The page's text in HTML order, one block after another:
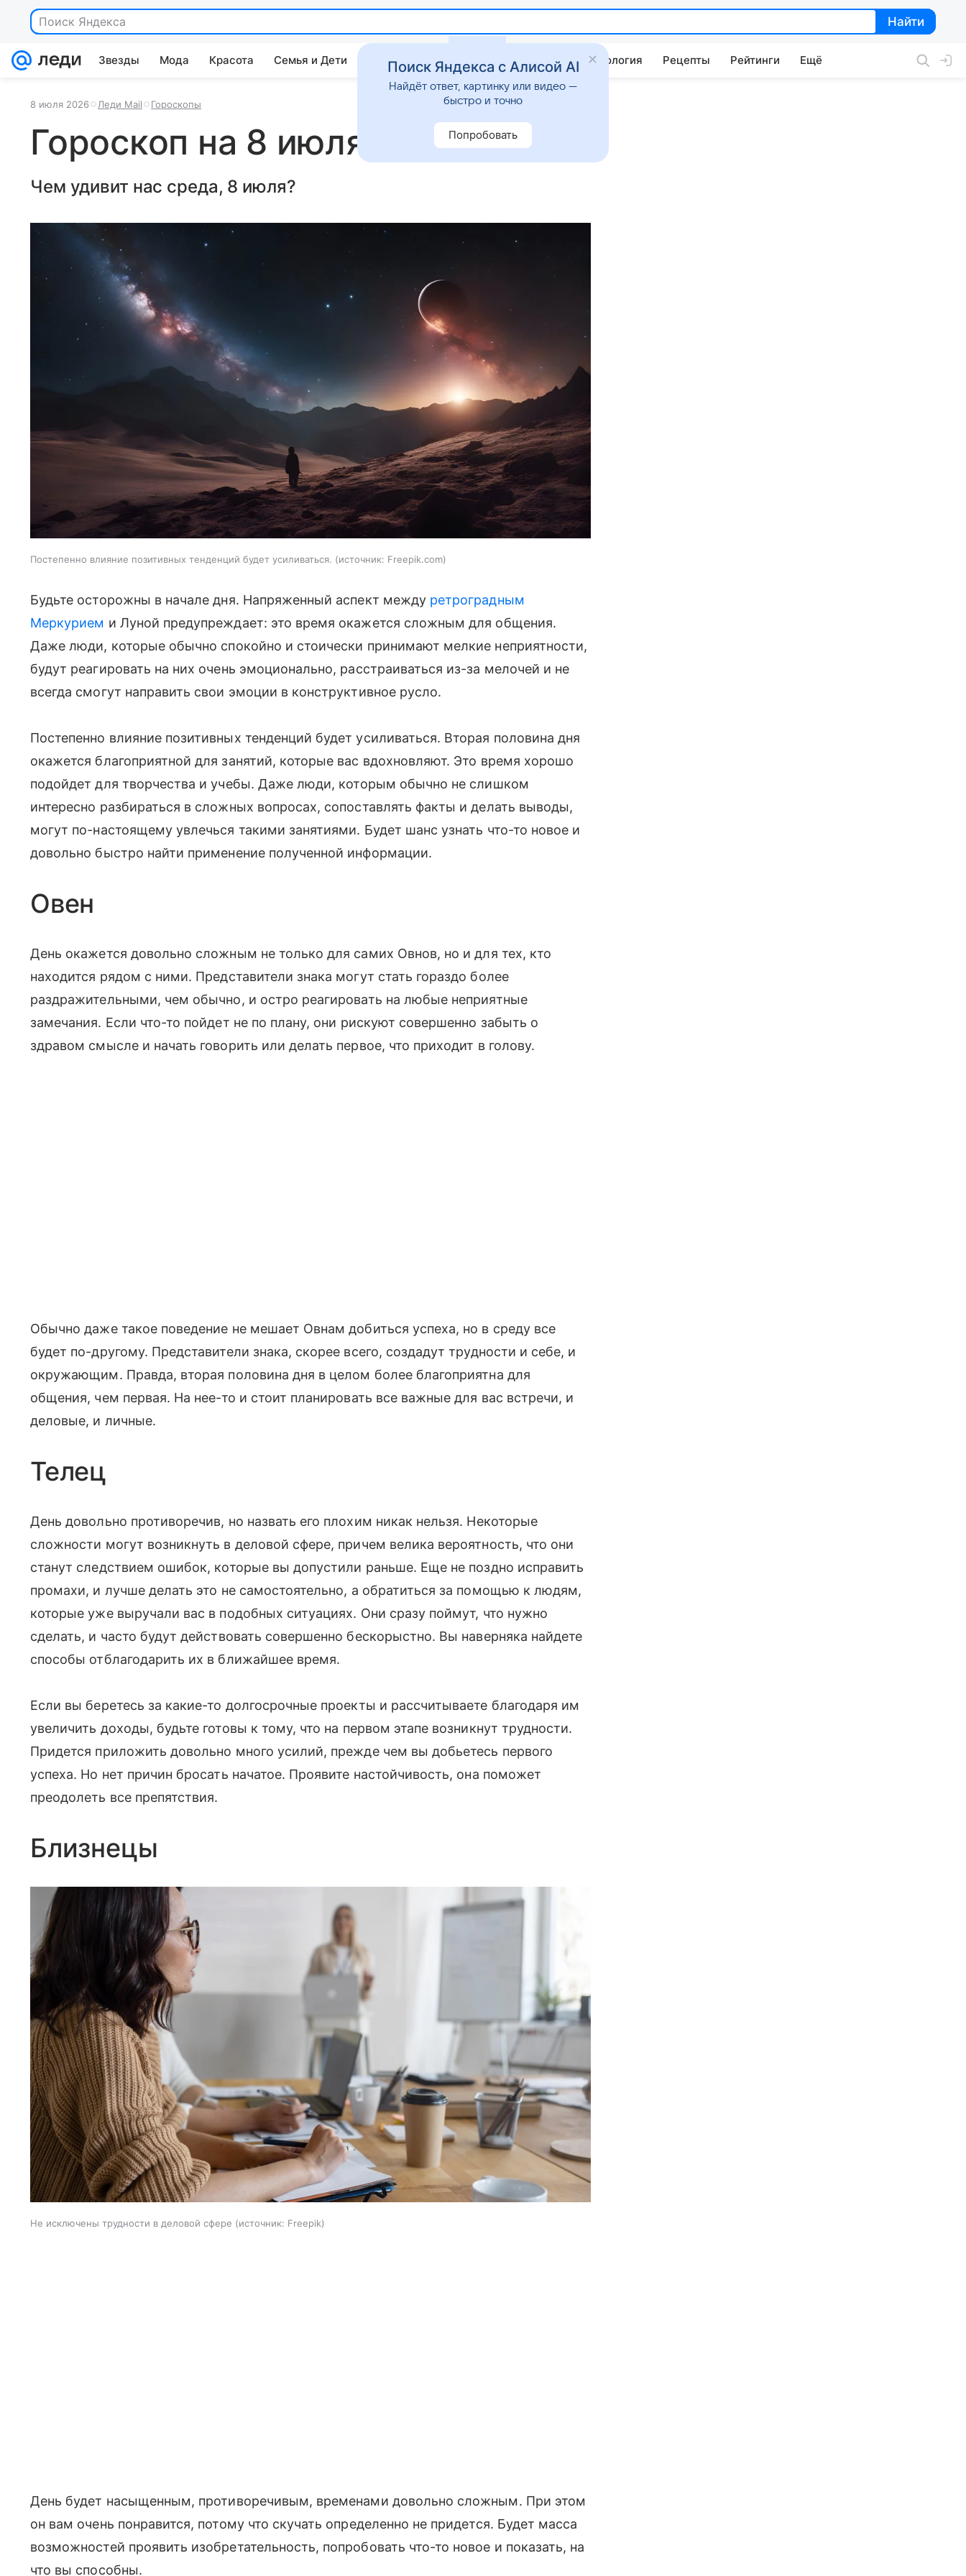
Найти
Найти
Звезды Мода Красота Семья и Дети Дом Гороскопы Стиль жизни Психология Рецепты Рейтинги Ещё
8 июля 2026 Леди Mail Гороскопы
Гороскоп на 8 июля (среда)
Чем удивит нас среда, 8 июля?
Постепенно влияние позитивных тенденций будет усиливаться. источник: Freepik.com
Будьте осторожны в начале дня. Напряженный аспект между ретроградным
Меркурием и Луной предупреждает: это время окажется сложным для общения.
Даже люди, которые обычно спокойно и стоически принимают мелкие неприятности,
будут реагировать на них очень эмоционально, расстраиваться из-за мелочей и не
всегда смогут направить свои эмоции в конструктивное русло.
Постепенно влияние позитивных тенденций будет усиливаться. Вторая половина дня
окажется благоприятной для занятий, которые вас вдохновляют. Это время хорошо
подойдет для творчества и учебы. Даже люди, которым обычно не слишком
интересно разбираться в сложных вопросах, сопоставлять факты и делать выводы,
могут по-настоящему увлечься такими занятиями. Будет шанс узнать что-то новое и
довольно быстро найти применение полученной информации.
Овен
День окажется довольно сложным не только для самих Овнов, но и для тех, кто
находится рядом с ними. Представители знака могут стать гораздо более
раздражительными, чем обычно, и остро реагировать на любые неприятные
замечания. Если что-то пойдет не по плану, они рискуют совершенно забыть о
здравом смысле и начать говорить или делать первое, что приходит в голову.
Обычно даже такое поведение не мешает Овнам добиться успеха, но в среду все
будет по-другому. Представители знака, скорее всего, создадут трудности и себе, и
окружающим. Правда, вторая половина дня в целом более благоприятна для
общения, чем первая. На нее-то и стоит планировать все важные для вас встречи, и
деловые, и личные.
Телец
День довольно противоречив, но назвать его плохим никак нельзя. Некоторые
сложности могут возникнуть в деловой сфере, причем велика вероятность, что они
станут следствием ошибок, которые вы допустили раньше. Еще не поздно исправить
промахи, и лучше делать это не самостоятельно, а обратиться за помощью к людям,
которые уже выручали вас в подобных ситуациях. Они сразу поймут, что нужно
сделать, и часто будут действовать совершенно бескорыстно. Вы наверняка найдете
способы отблагодарить их в ближайшее время.
Если вы беретесь за какие-то долгосрочные проекты и рассчитываете благодаря им
увеличить доходы, будьте готовы к тому, что на первом этапе возникнут трудности.
Придется приложить довольно много усилий, прежде чем вы добьетесь первого
успеха. Но нет причин бросать начатое. Проявите настойчивость, она поможет
преодолеть все препятствия.
Близнецы
Не исключены трудности в деловой сфере источник: Freepik
День будет насыщенным, противоречивым, временами довольно сложным. При этом
он вам очень понравится, потому что скучать определенно не придется. Будет масса
возможностей проявить изобретательность, попробовать что-то новое и показать, на
что вы способны.
Поиск Яндекса с Алисой AI
Найдёт ответ, картинку или видео —
быстро и точно
Попробовать